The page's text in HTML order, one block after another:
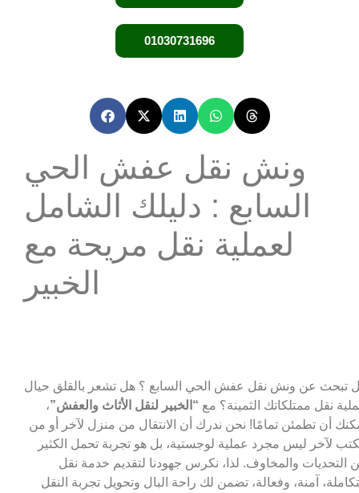
01030731696
ونش نقل عفش الحي
السابع : دليلك الشامل
لعملية نقل مريحة مع
الخبير
تبحث عن ونش نقل عفش الحي السابع ؟ هل تشعر بالقلق حيال
نقل ممتلكاتك الثمينة؟ مع “الخبير لنقل الأثاث والعفش”،
أن تطمئن تمامًا! نحن ندرك أن الانتقال من منزل لآخر أو من
لآخر ليس مجرد عملية لوجستية، بل هو تجربة تحمل الكثير
التحديات والمخاوف. لذا، نكرس جهودنا لتقديم خدمة نقل
آمنة، وفعالة، تضمن لك راحة البال وتحويل تجربة النقل